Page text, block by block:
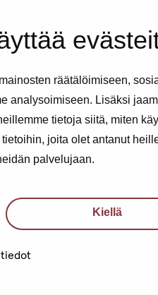
räätälöimiseen,
analysoimiseen. Lisäksi
tietoja siitä, miten
joita olet antanut
palvelujaan.
Kiellä
tiedot